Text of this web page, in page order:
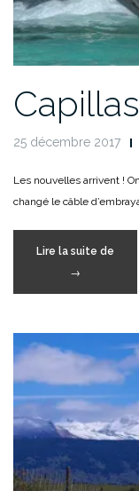
25 décembre 2017
Les nouvelles arrivent !
changé le câble
Lire la suite de
→